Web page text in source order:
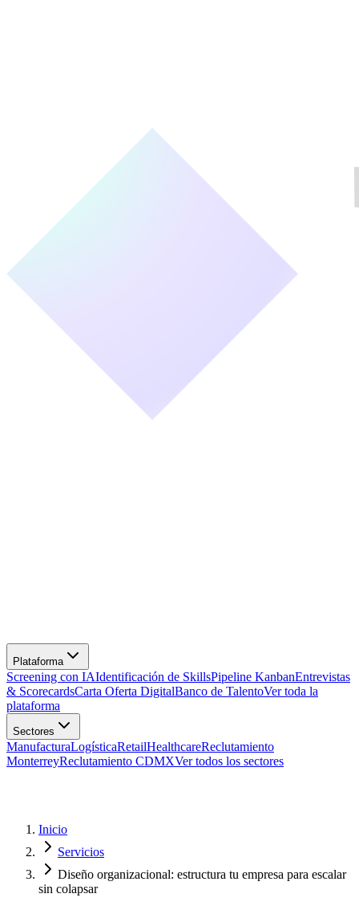
Screening con IAIdentificación de SkillsPipeline KanbanEntrevistas
& ScorecardsCarta Oferta DigitalBanco de TalentoVer toda la
plataforma
ManufacturaLogísticaRetailHealthcareReclutamiento
MonterreyReclutamiento CDMXVer todos los sectores
Inicio
Servicios
Diseño organizacional: estructura tu empresa para escalar
sin colapsar